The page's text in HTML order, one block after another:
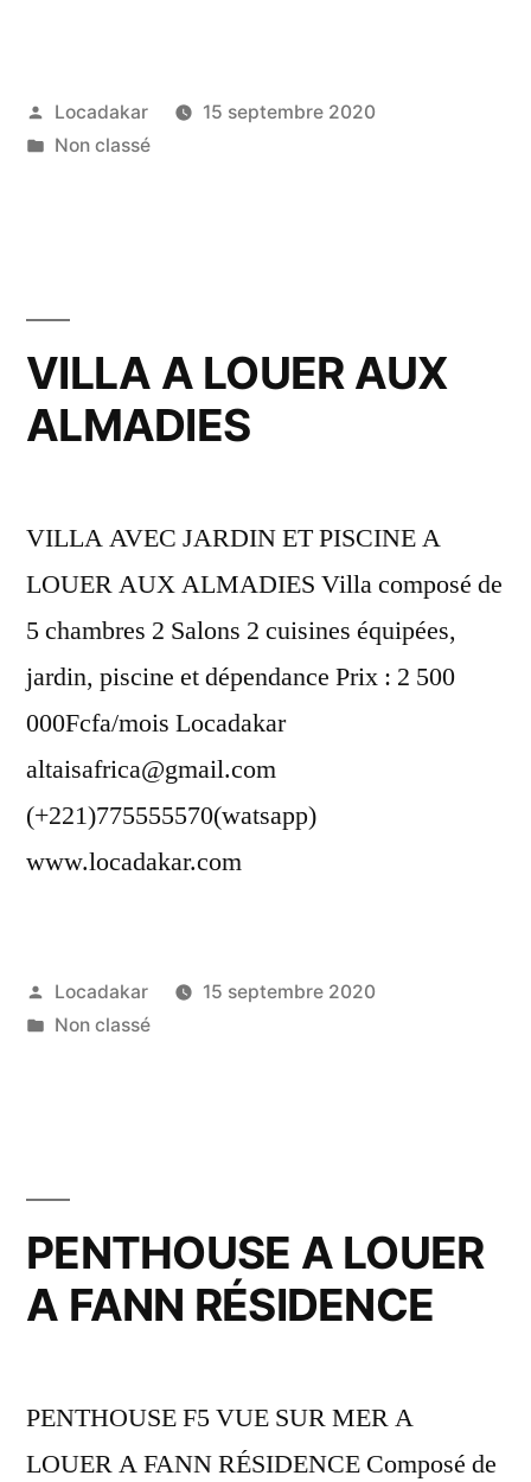
Publié
par
Locadakar
15 septembre 2020
Publié
Non classé
VILLA A LOUER AUX
ALMADIES
VILLA AVEC JARDIN ET PISCINE A
LOUER AUX ALMADIES Villa composé de
5 chambres 2 Salons 2 cuisines équipées,
jardin, piscine et dépendance Prix : 2 500
000Fcfa/mois Locadakar
altaisafrica@gmail.com
(+221)775555570(watsapp)
www.locadakar.com
Publié
par
Locadakar
15 septembre 2020
Publié
Non classé
PENTHOUSE A LOUER
A FANN RÉSIDENCE
PENTHOUSE F5 VUE SUR MER A
LOUER A FANN RÉSIDENCE Composé de